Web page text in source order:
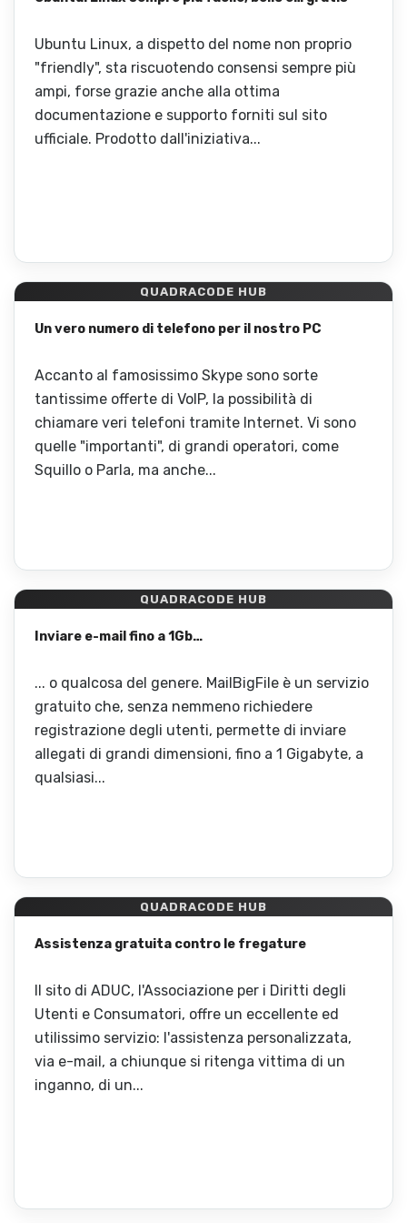
Ubuntu Linux, a dispetto del nome non proprio
"friendly", sta riscuotendo consensi sempre più
ampi, forse grazie anche alla ottima
documentazione e supporto forniti sul sito
ufficiale. Prodotto dall'iniziativa...
QUADRACODE HUB
Un vero numero di telefono per il nostro PC
Accanto al famosissimo Skype sono sorte
tantissime offerte di VoIP, la possibilità di
chiamare veri telefoni tramite Internet. Vi sono
quelle "importanti", di grandi operatori, come
Squillo o Parla, ma anche...
QUADRACODE HUB
Inviare e-mail fino a 1Gb…
... o qualcosa del genere. MailBigFile è un servizio
gratuito che, senza nemmeno richiedere
registrazione degli utenti, permette di inviare
allegati di grandi dimensioni, fino a 1 Gigabyte, a
qualsiasi...
QUADRACODE HUB
Assistenza gratuita contro le fregature
Il sito di ADUC, l'Associazione per i Diritti degli
Utenti e Consumatori, offre un eccellente ed
utilissimo servizio: l'assistenza personalizzata,
via e-mail, a chiunque si ritenga vittima di un
inganno, di un...